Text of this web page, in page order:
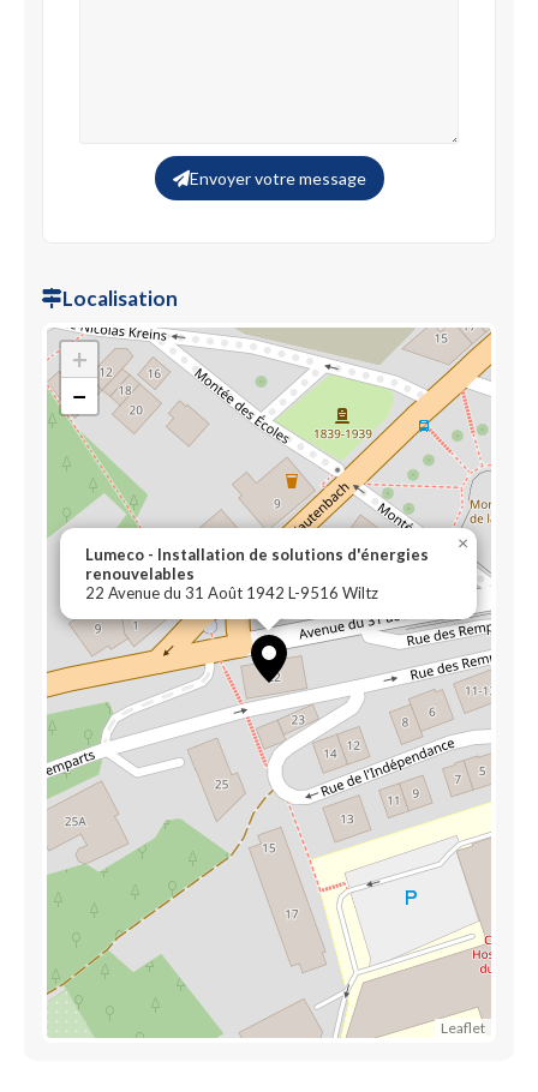
Envoyer votre message
Localisation
Lumeco - Installation de solutions d'énergies
renouvelables
22 Avenue du 31 Août 1942 L-9516 Wiltz
×
+
−
Leaflet